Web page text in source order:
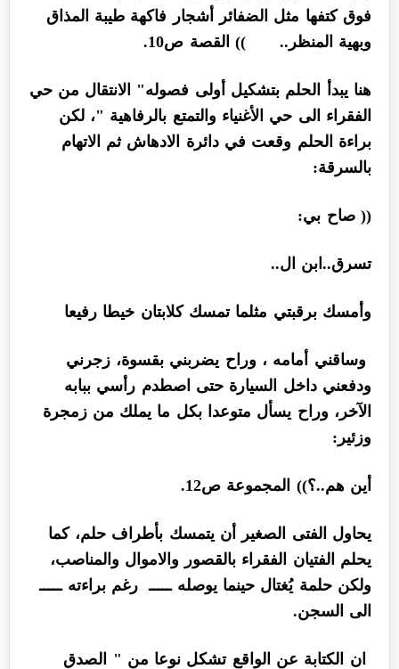
فوق كتفها مثل الضفائر أشجار فاكهة طيبة المذاق
وبهية المنظر.. )) القصة ص10.
هنا يبدأ الحلم بتشكيل أولى فصوله" الانتقال من حي
الفقراء الى حي الأغنياء والتمتع بالرفاهية "، لكن
براءة الحلم وقعت في دائرة الادهاش ثم الاتهام
بالسرقة:
(( صاح بي:
تسرق..ابن ال..
وأمسك برقبتي مثلما تمسك كلابتان خيطا رفيعا
وساقني أمامه ، وراح يضربني بقسوة، زجرني
ودفعني داخل السيارة حتى اصطدم رأسي ببابه
الآخر، وراح يسأل متوعدا بكل ما يملك من زمجرة
وزئير:
أين هم..؟)) المجموعة ص12.
يحاول الفتى الصغير أن يتمسك بأطراف حلم، كما
يحلم الفتيان الفقراء بالقصور والاموال والمناصب،
ولكن حلمة يُغتال حينما يوصله ـــــ رغم براءته ـــــ
الى السجن.
ان الكتابة عن الواقع تشكل نوعا من " الصدق